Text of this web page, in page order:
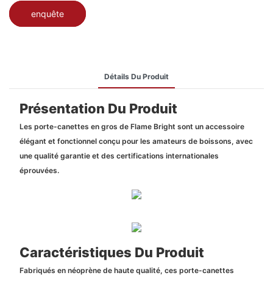
enquête
Détails Du Produit
Présentation Du Produit
Les porte-canettes en gros de Flame Bright sont un accessoire
élégant et fonctionnel conçu pour les amateurs de boissons, avec
une qualité garantie et des certifications internationales
éprouvées.
Caractéristiques Du Produit
Fabriqués en néoprène de haute qualité, ces porte-canettes